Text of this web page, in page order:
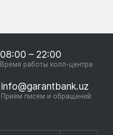
08:00 – 22:00
Время работы колл-центра
info@garantbank.uz
Приём писем и обращений